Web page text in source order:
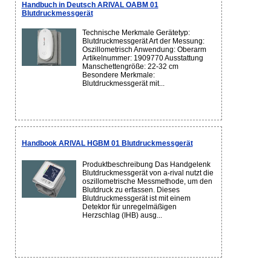
Handbuch in Deutsch ARIVAL OABM 01
Blutdruckmessgerät
Technische Merkmale Gerätetyp:
Blutdruckmessgerät Art der Messung:
Oszillometrisch Anwendung: Oberarm
Artikelnummer: 1909770 Ausstattung
Manschettengröße: 22-32 cm
Besondere Merkmale:
Blutdruckmessgerät mit...
Handbook ARIVAL HGBM 01 Blutdruckmessgerät
Produktbeschreibung Das Handgelenk
Blutdruckmessgerät von a-rival nutzt die
oszillometrische Messmethode, um den
Blutdruck zu erfassen. Dieses
Blutdruckmessgerät ist mit einem
Detektor für unregelmäßigen
Herzschlag (IHB) ausg...